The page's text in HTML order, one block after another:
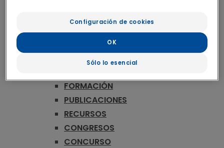
RECURSOS
CONGRESOS
CONCURSO
VADEMECUM
FORMACIÓN
PUBLICACIONES
RECURSOS
CONGRESOS
CONCURSO
Configuración de cookies
Sólo lo esencial
OK